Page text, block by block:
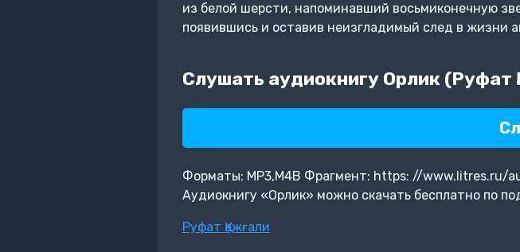
из белой шерсти, напоминавший восьмиконечную
появившись и оставив неизгладимый след в жизни
Слушать аудиокнигу Орлик (Руфат
Форматы: MP3,M4B Фрагмент: https: //www.litres.ru/
Аудиокнигу «Орлик» можно скачать бесплатно по
Метки
Руфат Қажғали